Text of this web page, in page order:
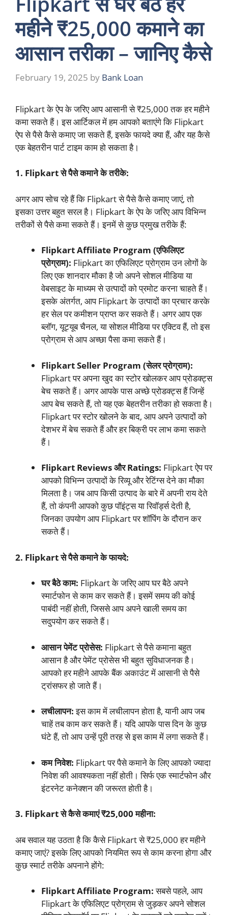
महीने ₹25,000 कमाने का
आसान तरीका – जानिए कैसे
February 19, 2025 by Bank Loan
Flipkart के ऐप के जरिए आप आसानी से ₹25,000 तक हर महीने
कमा सकते हैं। इस आर्टिकल में हम आपको बताएंगे कि Flipkart
ऐप से पैसे कैसे कमाए जा सकते हैं, इसके फायदे क्या हैं, और यह कैसे
एक बेहतरीन पार्ट टाइम काम हो सकता है।
1. Flipkart से पैसे कमाने के तरीके:
अगर आप सोच रहे हैं कि Flipkart से पैसे कैसे कमाए जाएं, तो
इसका उत्तर बहुत सरल है। Flipkart के ऐप के जरिए आप विभिन्न
तरीकों से पैसे कमा सकते हैं। इनमें से कुछ प्रमुख तरीके हैं:
Flipkart Affiliate Program (एफिलिएट
प्रोग्राम): Flipkart का एफिलिएट प्रोग्राम उन लोगों के
लिए एक शानदार मौका है जो अपने सोशल मीडिया या
वेबसाइट के माध्यम से उत्पादों को प्रमोट करना चाहते हैं।
इसके अंतर्गत, आप Flipkart के उत्पादों का प्रचार करके
हर सेल पर कमीशन प्राप्त कर सकते हैं। अगर आप एक
ब्लॉग, यूट्यूब चैनल, या सोशल मीडिया पर एक्टिव हैं, तो इस
प्रोग्राम से आप अच्छा पैसा कमा सकते हैं।
Flipkart Seller Program (सेलर प्रोग्राम):
Flipkart पर अपना खुद का स्टोर खोलकर आप प्रोडक्ट्स
बेच सकते हैं। अगर आपके पास अच्छे प्रोडक्ट्स हैं जिन्हें
आप बेच सकते हैं, तो यह एक बेहतरीन तरीका हो सकता है।
Flipkart पर स्टोर खोलने के बाद, आप अपने उत्पादों को
देशभर में बेच सकते हैं और हर बिक्री पर लाभ कमा सकते
हैं।
Flipkart Reviews और Ratings: Flipkart ऐप पर
आपको विभिन्न उत्पादों के रिव्यू और रेटिंग्स देने का मौका
मिलता है। जब आप किसी उत्पाद के बारे में अपनी राय देते
हैं, तो कंपनी आपको कुछ पॉइंट्स या रिवॉर्ड्स देती है,
जिनका उपयोग आप Flipkart पर शॉपिंग के दौरान कर
सकते हैं।
2. Flipkart से पैसे कमाने के फायदे:
घर बैठे काम: Flipkart के जरिए आप घर बैठे अपने
स्मार्टफोन से काम कर सकते हैं। इसमें समय की कोई
पाबंदी नहीं होती, जिससे आप अपने खाली समय का
सदुपयोग कर सकते हैं।
आसान पेमेंट प्रोसेस: Flipkart से पैसे कमाना बहुत
आसान है और पेमेंट प्रोसेस भी बहुत सुविधाजनक है।
आपको हर महीने आपके बैंक अकाउंट में आसानी से पैसे
ट्रांसफर हो जाते हैं।
लचीलापन:इस काम में लचीलापन होता है, यानी आप जब
चाहें तब काम कर सकते हैं। यदि आपके पास दिन के कुछ
घंटे हैं, तो आप उन्हें पूरी तरह से इस काम में लगा सकते हैं।
कम निवेश: Flipkart पर पैसे कमाने के लिए आपको ज्यादा
निवेश की आवश्यकता नहीं होती। सिर्फ एक स्मार्टफोन और
इंटरनेट कनेक्शन की जरूरत होती है।
3. Flipkart से कैसे कमाएं ₹25,000 महीना:
अब सवाल यह उठता है कि कैसे Flipkart से ₹25,000 हर महीने
कमाए जाएं? इसके लिए आपको नियमित रूप से काम करना होगा और
कुछ स्मार्ट तरीके अपनाने होंगे:
Flipkart Affiliate Program:सबसे पहले, आप
Flipkart के एफिलिएट प्रोग्राम से जुड़कर अपने सोशल